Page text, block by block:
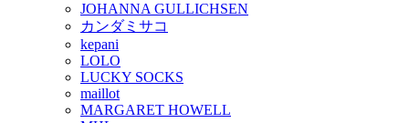
JOHANNA GULLICHSEN
カンダミサコ
kepani
LOLO
LUCKY SOCKS
maillot
MARGARET HOWELL